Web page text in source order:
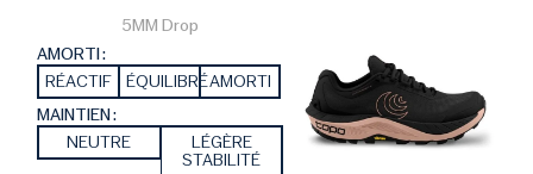
5MM Drop
AMORTI :
RÉACTIF
ÉQUILIBRÉAMORTI
MAINTIEN :
NEUTRE
LÉGÈRE
STABILITÉ